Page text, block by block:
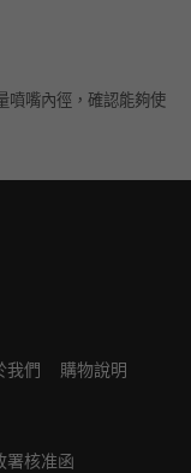
噴嘴內徑，確認能夠使
我們 購物說明
署核准函